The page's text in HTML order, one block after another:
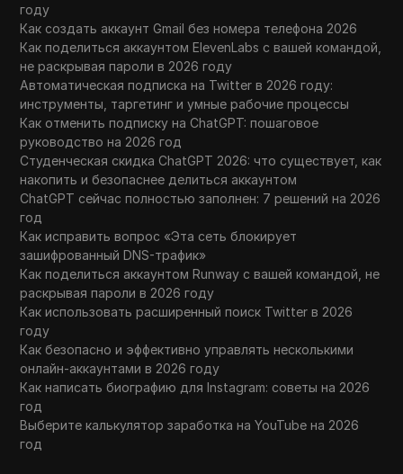
году
Как создать аккаунт Gmail без номера телефона 2026
Как поделиться аккаунтом ElevenLabs с вашей командой,
не раскрывая пароли в 2026 году
Автоматическая подписка на Twitter в 2026 году:
инструменты, таргетинг и умные рабочие процессы
Как отменить подписку на ChatGPT: пошаговое
руководство на 2026 год
Студенческая скидка ChatGPT 2026: что существует, как
накопить и безопаснее делиться аккаунтом
ChatGPT сейчас полностью заполнен: 7 решений на 2026
год
Как исправить вопрос «Эта сеть блокирует
зашифрованный DNS-трафик»
Как поделиться аккаунтом Runway с вашей командой, не
раскрывая пароли в 2026 году
Как использовать расширенный поиск Twitter в 2026
году
Как безопасно и эффективно управлять несколькими
онлайн-аккаунтами в 2026 году
Как написать биографию для Instagram: советы на 2026
год
Выберите калькулятор заработка на YouTube на 2026
год